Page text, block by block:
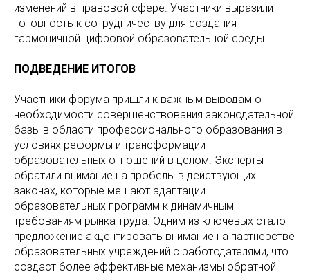
изменений в правовой сфере. Участники выразили
готовность к сотрудничеству для создания
гармоничной цифровой образовательной среды.
ПОДВЕДЕНИЕ ИТОГОВ
Участники форума пришли к важным выводам о
необходимости совершенствования законодательной
базы в области профессионального образования в
условиях реформы и трансформации
образовательных отношений в целом. Эксперты
обратили внимание на пробелы в действующих
законах, которые мешают адаптации
образовательных программ к динамичным
требованиям рынка труда. Одним из ключевых стало
предложение акцентировать внимание на партнерстве
образовательных учреждений с работодателями, что
создаст более эффективные механизмы обратной